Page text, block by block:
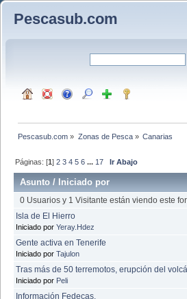
Pescasub.com
Pescasub.com » Zonas de Pesca» Canarias
Páginas: [1]2 3 4 5 6 ... 17 Ir Abajo
Asunto /Iniciado por
0 Usuarios y 1 Visitante están viendo este
Isla de El Hierro
Iniciado por Yeray.Hdez
Gente activa en Tenerife
Iniciado por Tajulon
Tras más de 50 terremotos, erupción del
Iniciado por Peli
Información Fedecas.